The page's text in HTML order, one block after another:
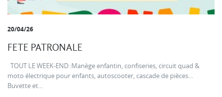
20/04/26
FETE PATRONALE
TOUT LE WEEK-END :Manège enfantin, confiseries, circuit quad &
moto électrique pour enfants, autoscooter, cascade de pièces…
Buvette et...